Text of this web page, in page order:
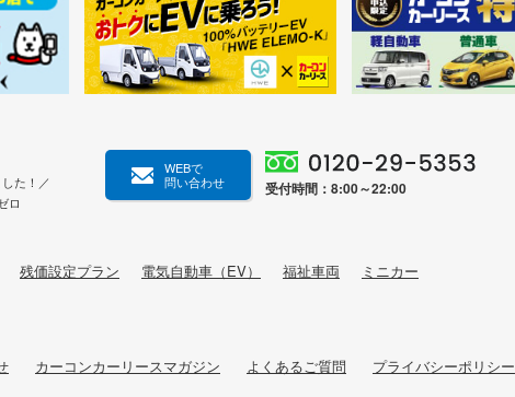
た！／
ロ
WEBで
問い合わせ
受付時間：8:00～22:00
残価設定プラン 電気自動車（EV） 福祉車両 ミニカー
カーコンカーリースマガジン よくあるご質問 プライバシーポリシー